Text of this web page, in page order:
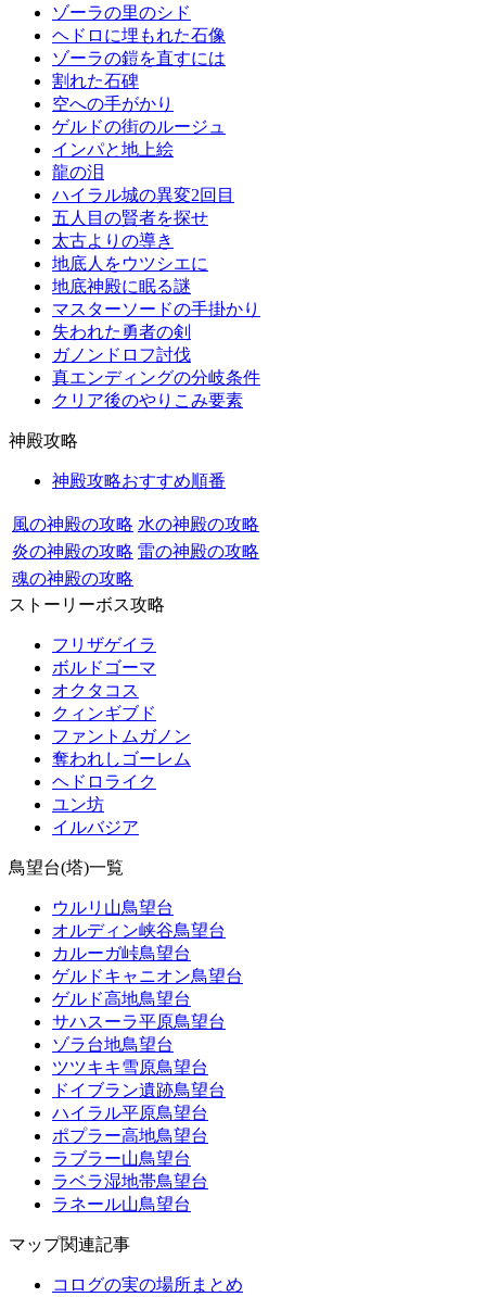
ゾーラの里のシド
ヘドロに埋もれた石像
ゾーラの鎧を直すには
割れた石碑
空への手がかり
ゲルドの街のルージュ
インパと地上絵
龍の泪
ハイラル城の異変2回目
五人目の賢者を探せ
太古よりの導き
地底人をウツシエに
地底神殿に眠る謎
マスターソードの手掛かり
失われた勇者の剣
ガノンドロフ討伐
真エンディングの分岐条件
クリア後のやりこみ要素
神殿攻略
神殿攻略おすすめ順番
風の神殿の攻略 水の神殿の攻略
炎の神殿の攻略 雷の神殿の攻略
魂の神殿の攻略
ストーリーボス攻略
フリザゲイラ
ボルドゴーマ
オクタコス
クィンギブド
ファントムガノン
奪われしゴーレム
ヘドロライク
ユン坊
イルバジア
鳥望台(塔)一覧
ウルリ山鳥望台
オルディン峡谷鳥望台
カルーガ峠鳥望台
ゲルドキャニオン鳥望台
ゲルド高地鳥望台
サハスーラ平原鳥望台
ゾラ台地鳥望台
ツツキキ雪原鳥望台
ドイブラン遺跡鳥望台
ハイラル平原鳥望台
ポプラー高地鳥望台
ラブラー山鳥望台
ラベラ湿地帯鳥望台
ラネール山鳥望台
マップ関連記事
コログの実の場所まとめ